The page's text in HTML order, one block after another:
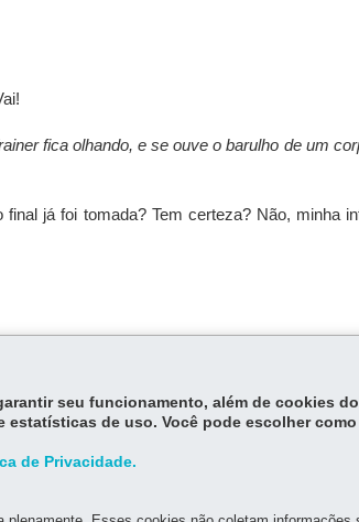
fica olhando, e se ouve o barulho de um
já foi tomada? Tem certeza? Não, minha
com Luiz Antonio de Assis Brasil em
seu funcionamento, além de cookies
de uso. Você pode escolher
de Privacidade.